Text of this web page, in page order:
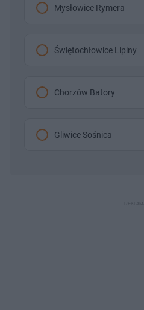
Mysłowice Rymera
Świętochłowice Lipiny
Chorzów Batory
Gliwice Sośnica